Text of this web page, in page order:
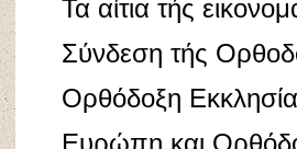
Τα αίτια τής
Σύνδεση τής
Ορθόδοξη Εκκλησία
Ευρώπη και